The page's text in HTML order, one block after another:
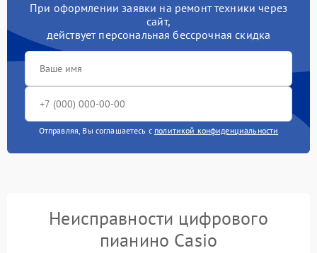
При оформлении заявки на ремонт техники через
сайт,
действует персональная бессрочная скидка
Отправляя, Вы соглашаетесь с политикой конфиденциальности
Неисправности цифрового
пианино Casio